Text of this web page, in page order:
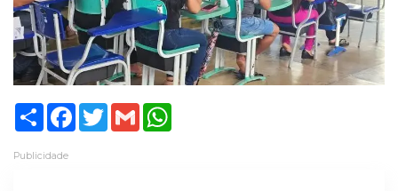
ShareFacebook
TwitterGmail
Publicidade